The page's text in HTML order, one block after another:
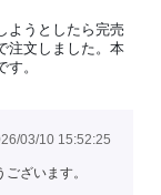
ようとしたら完売
注文しました。本
。
03/10 15:52:25
ざいます。